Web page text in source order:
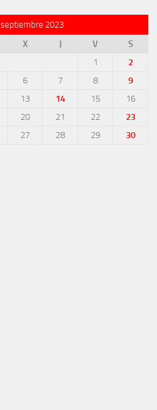
septiembre 2023
X J V
S
1
2
6 7 8
9
13 14 15
16
20 21 22
23
27 28 29
30